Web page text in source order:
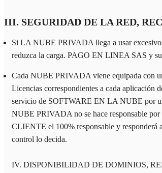
III. SEGURIDAD DE LA RED,
Si LA NUBE PRIVADA llega a usar
reduzca la carga. PAGO EN LINEA SAS y
Cada NUBE PRIVADA viene equipada con
Licencias correspondientes a cada aplicación
servicio de SOFTWARE EN LA NUBE por
NUBE PRIVADA no se hace responsable por
CLIENTE el 100% responsable y responderá
control lo decida.
IV. DISPONIBILIDAD DE DOMINIOS,